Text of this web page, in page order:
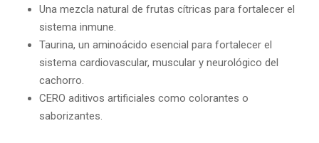
Una mezcla natural de frutas cítricas para fortalecer el
sistema inmune.
Taurina, un aminoácido esencial para fortalecer el
sistema cardiovascular, muscular y neurológico del
cachorro.
CERO aditivos artificiales como colorantes o
saborizantes.